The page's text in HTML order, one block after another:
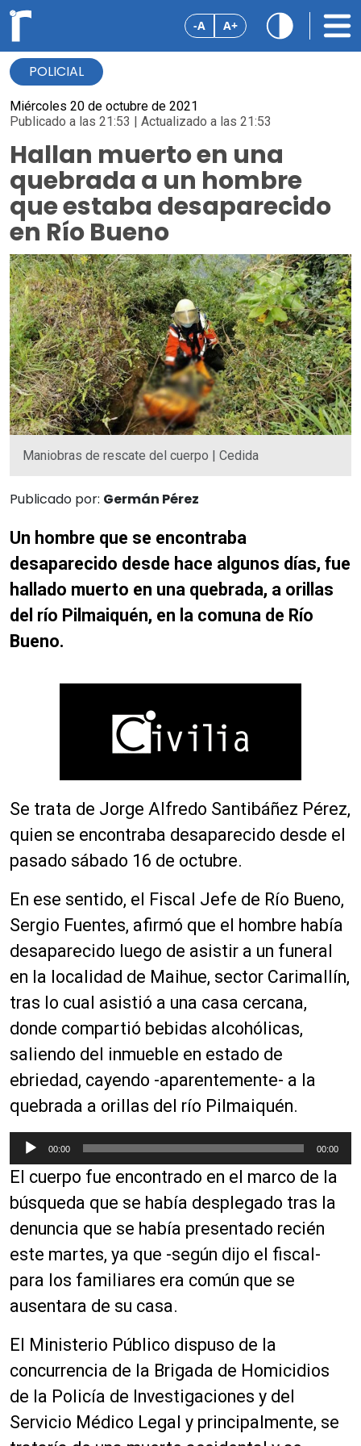
-A A+
POLICIAL
Miércoles 20 de octubre de 2021
Publicado a las 21:53 | Actualizado a las 21:53
Hallan muerto en una
quebrada a un hombre
que estaba desaparecido
en Río Bueno
Maniobras de rescate del cuerpo | Cedida
Publicado por: Germán Pérez
Un hombre que se encontraba
desaparecido desde hace algunos días, fue
hallado muerto en una quebrada, a orillas
del río Pilmaiquén, en la comuna de Río
Bueno.
Se trata de Jorge Alfredo Santibáñez Pérez,
quien se encontraba desaparecido desde el
pasado sábado 16 de octubre.
En ese sentido, el Fiscal Jefe de Río Bueno,
Sergio Fuentes, afirmó que el hombre había
desaparecido luego de asistir a un funeral
en la localidad de Maihue, sector Carimallín,
tras lo cual asistió a una casa cercana,
donde compartió bebidas alcohólicas,
saliendo del inmueble en estado de
ebriedad, cayendo -aparentemente- a la
quebrada a orillas del río Pilmaiquén.
e
p
r
d
u
c
t
o
r
d
e
a
u
d
00:00 00:00
El cuerpo fue encontrado en el marco de la
búsqueda que se había desplegado tras la
denuncia que se había presentado recién
este martes, ya que -según dijo el fiscal-
para los familiares era común que se
ausentara de su casa.
El Ministerio Público dispuso de la
concurrencia de la Brigada de Homicidios
de la Policía de Investigaciones y del
Servicio Médico Legal y principalmente, se